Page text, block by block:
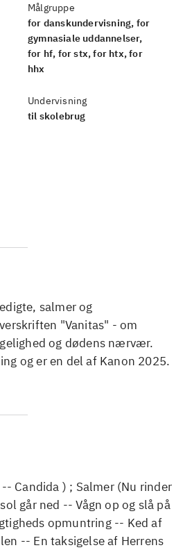
Målgruppe
for danskundervisning, for
gymnasiale uddannelser,
for hf, for stx, for htx, for
hhx
Undervisning
til skolebrug
salmer og
"Vanitas" - om
og dødens nærvær.
og er en del af Kanon 2025.
Candida ) ; Salmer (Nu rinder
går ned -- Vågn op og slå på
opmuntring -- Ked af
-- En taksigelse af Herrens